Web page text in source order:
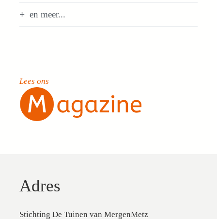
en meer...
Lees ons
Adres
Stichting De Tuinen van MergenMetz